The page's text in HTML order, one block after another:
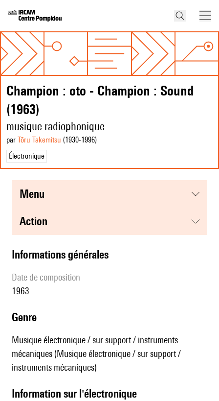
Champion : oto - Champion : Sound
(1963)
musique radiophonique
par Tōru Takemitsu (1930-1996)
Électronique
menu
action
informations générales
date de composition
1963
genre
Musique électronique / sur support / instruments
mécaniques (Musique électronique / sur support /
instruments mécaniques)
Information sur l'électronique